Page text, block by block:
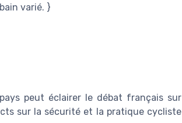
varié. }
peut éclairer le débat français sur
sur la sécurité et la pratique cycliste